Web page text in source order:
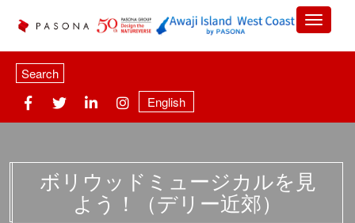
Search
English
ボリウッドミュージカルを見
よう！（デリー近郊）